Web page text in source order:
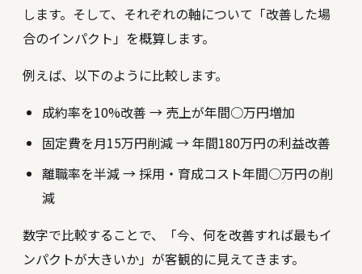
します。そして、それぞれの軸について「改善した場
合のインパクト」を概算します。
例えば、以下のように比較します。
成約率を10%改善 → 売上が年間○万円増加
固定費を月15万円削減 → 年間180万円の利益改善
離職率を半減 → 採用・育成コスト年間○万円の削
減
数字で比較することで、「今、何を改善すれば最もイ
ンパクトが大きいか」が客観的に見えてきます。